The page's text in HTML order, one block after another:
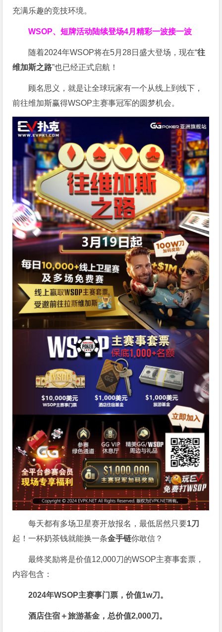
充满乐趣的竞技环境。
WSOP、短牌活动陆续登场4月精彩一波接一波
随着2024年WSOP将在5月28日盛大登场，现在“往
维加斯之路”也已经正式启航！
顾名思义，就是让全球玩家有一个从线上到线下，
前往维加斯赢得WSOP主赛事冠军的圆梦机会。
每天都有多场卫星赛开放报名，最低居然只要1刀
起！一杯奶茶钱就能换一条金手链你敢信？
最终奖励将是价值12,000刀的WSOP主赛事套票，
内容包含：
2024年WSOP主赛事门票，价值1w刀 。
酒店住宿＋旅游基金，总价值2,000刀。